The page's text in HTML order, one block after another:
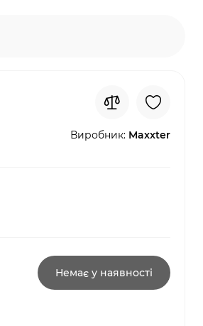
Виробник: Maxxter
Немає у наявності